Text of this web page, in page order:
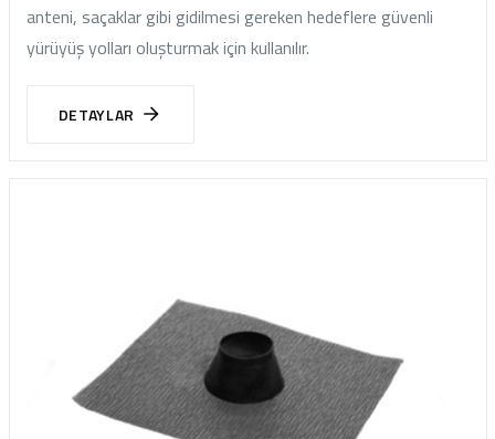
anteni, saçaklar gibi gidilmesi gereken hedeflere güvenli
yürüyüş yolları oluşturmak için kullanılır.
DETAYLAR